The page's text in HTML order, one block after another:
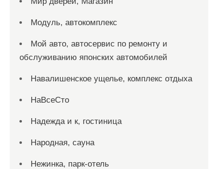
Модуль, автокомплекс
Мой авто, автосервис по ремонту и
обслуживанию японских автомобилей
Навалишенское ущелье, комплекс отдыха
НаВсеСто
Надежда и к, гостиница
Народная, сауна
Нежинка, парк-отель